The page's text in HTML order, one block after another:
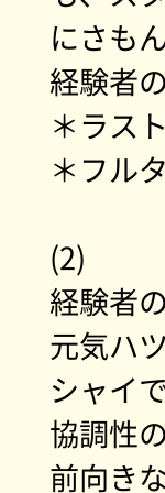
にさも
経験者
＊ラス
＊フル
(2)
経験者
元気ハ
シャイ
協調性
前向き